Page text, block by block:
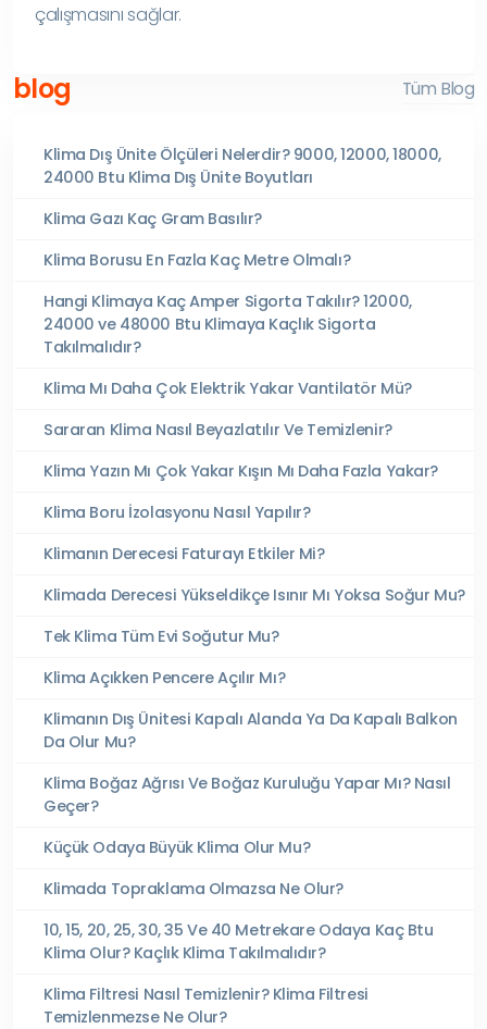
çalışmasını sağlar.
blog Tüm Blog
Klima Dış Ünite Ölçüleri Nelerdir? 9000, 12000, 18000,
24000 Btu Klima Dış Ünite Boyutları
Klima Gazı Kaç Gram Basılır?
Klima Borusu En Fazla Kaç Metre Olmalı?
Hangi Klimaya Kaç Amper Sigorta Takılır? 12000,
24000 ve 48000 Btu Klimaya Kaçlık Sigorta
Takılmalıdır?
Klima Mı Daha Çok Elektrik Yakar Vantilatör Mü?
Sararan Klima Nasıl Beyazlatılır Ve Temizlenir?
Klima Yazın Mı Çok Yakar Kışın Mı Daha Fazla Yakar?
Klima Boru İzolasyonu Nasıl Yapılır?
Klimanın Derecesi Faturayı Etkiler Mi?
Klimada Derecesi Yükseldikçe Isınır Mı Yoksa Soğur Mu?
Tek Klima Tüm Evi Soğutur Mu?
Klima Açıkken Pencere Açılır Mı?
Klimanın Dış Ünitesi Kapalı Alanda Ya Da Kapalı Balkon
Da Olur Mu?
Klima Boğaz Ağrısı Ve Boğaz Kuruluğu Yapar Mı? Nasıl
Geçer?
Küçük Odaya Büyük Klima Olur Mu?
Klimada Topraklama Olmazsa Ne Olur?
10, 15, 20, 25, 30, 35 Ve 40 Metrekare Odaya Kaç Btu
Klima Olur? Kaçlık Klima Takılmalıdır?
Klima Filtresi Nasıl Temizlenir? Klima Filtresi
Temizlenmezse Ne Olur?